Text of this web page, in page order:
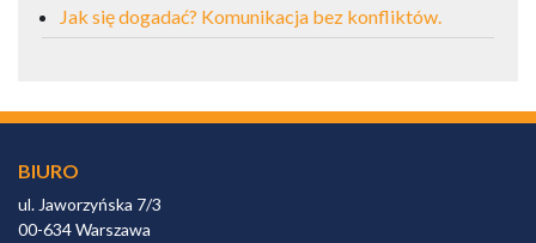
Jak się dogadać? Komunikacja bez konfliktów.
BIURO
ul. Jaworzyńska 7/3
00-634 Warszawa